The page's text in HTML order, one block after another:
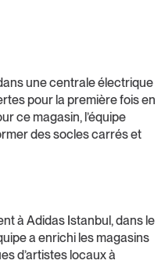
une centrale électrique
pour la première fois en
ce magasin, l’équipe
des socles carrés et
à Adidas Istanbul, dans le
a enrichi les magasins
d’artistes locaux à